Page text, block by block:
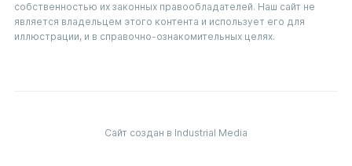
собственностью их законных правообладателей. Наш сайт не
является владельцем этого контента и использует его для
иллюстрации, и в справочно-ознакомительных целях.
Сайт создан в Industrial Media